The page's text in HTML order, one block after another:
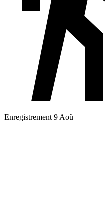
Enregistrement 9 Aoû